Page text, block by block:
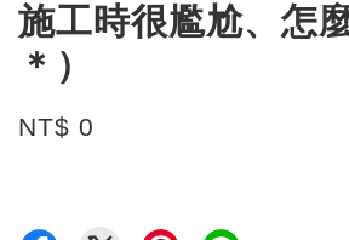
施工時很尷尬、怎
＊）
NT$ 0